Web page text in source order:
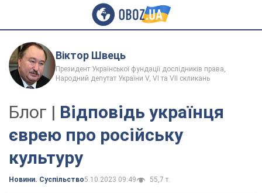
Віктор Швець
Президент Української фундації дослідників права,
Народний депутат України V, VI та VII скликань
Блог | Відповідь українця
єврею про російську
культуру
Новини. Суспільство5.10.2023 09:49 55,7 т.